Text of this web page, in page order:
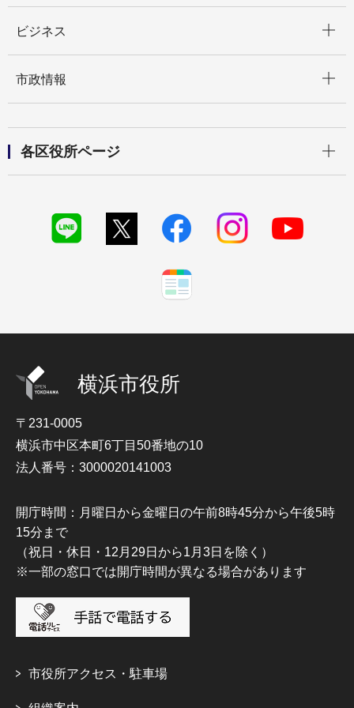
ビジネス
市政情報
各区役所ページ
横浜市役所
〒231-0005
横浜市中区本町6丁目50番地の10
法人番号：3000020141003
開庁時間：月曜日から金曜日の午前8時45分から午後5時
15分まで
（祝日・休日・12月29日から1月3日を除く）
※一部の窓口では開庁時間が異なる場合があります
市役所アクセス・駐車場